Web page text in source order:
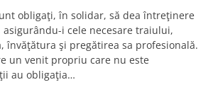
obligaţi, în solidar, să dea întreţinere
i cele necesare traiului,
învăţătura şi pregătirea sa profesională.
un venit propriu care nu este
au obligaţia…